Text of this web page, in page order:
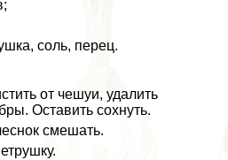
соль, перец.
от чешуи, удалить
Оставить сохнуть.
смешать.